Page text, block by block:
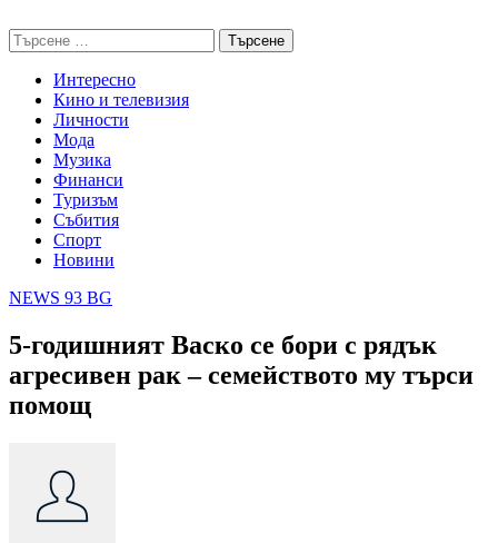
to
content
Търсене
за:
Интересно
Кино и телевизия
Личности
Мода
Музика
Финанси
Туризъм
Събития
Спорт
Новини
NEWS 93 BG
5-годишният Васко се бори с рядък
агресивен рак – семейството му търси
помощ